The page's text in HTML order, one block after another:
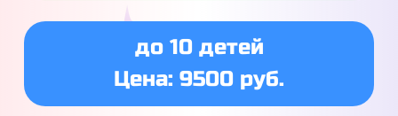
до 10 детей
Цена: 9500 руб.